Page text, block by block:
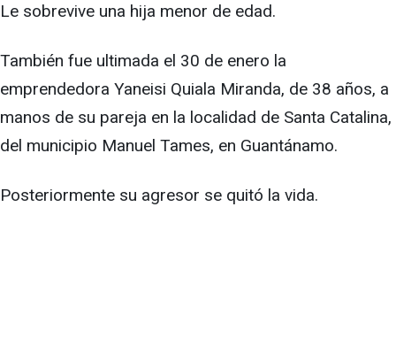
Le sobrevive una hija menor de edad.
También fue ultimada el 30 de enero la
emprendedora Yaneisi Quiala Miranda, de 38 años, a
manos de su pareja en la localidad de Santa Catalina,
del municipio Manuel Tames, en Guantánamo.
Posteriormente su agresor se quitó la vida.